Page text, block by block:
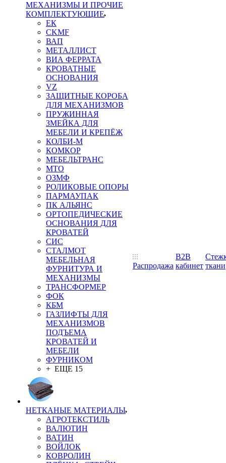
МЕХАНИЗМЫ И ПРОЧИЕ
КОМПЛЕКТУЮЩИЕ
ЕК
CKMF
ВАП
МЕТАЛЛИСТ
ВИА ФЕРРАТА
КРОВАТНЫЕ
ОСНОВАНИЯ
VZ
ЗАЩИТНЫЕ КОРОБА
ДЛЯ МЕХАНИЗМОВ
ПРУЖИННАЯ
ЗМЕЙКА ДЛЯ
МЕБЕЛИ И КРЕПЁЖ
КОЛБИ-М
КОМКОР
МЕБЕЛЬТРАНС
MTO
ОЗМФ
РОЛИКОВЫЕ ОПОРЫ
ПАРМАУПАК
ПК АЛЬЯНС
ОРТОПЕДИЧЕСКИЕ
ОСНОВАНИЯ ДЛЯ
КРОВАТЕЙ
СИС
СТАЛМОТ
МЕБЕЛЬНАЯ
ФУРНИТУРА И
МЕХАНИЗМЫ
ТРАНСФОРМЕР
ФОК
КБМ
ГАЗЛИФТЫ ДЛЯ
МЕХАНИЗМОВ
ПОДЪЕМА
КРОВАТЕЙ И
МЕБЕЛИ
ФУРНИКОМ
+ ЕЩЕ 15
НЕТКАНЫЕ МАТЕРИАЛЫ
АГРОТЕКСТИЛЬ
ВАЛЮТИН
ВАТИН
ВОЙЛОК
КОВРОЛИН
Распродажа
B2B
кабинет ткани